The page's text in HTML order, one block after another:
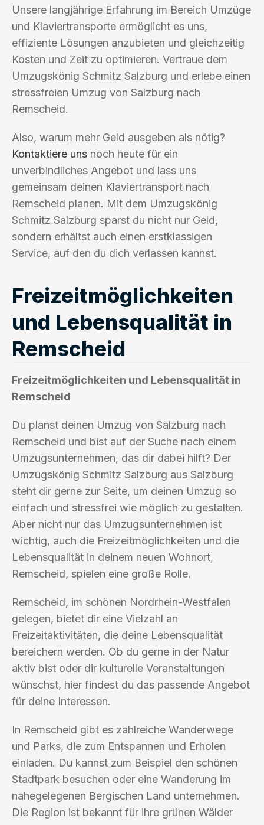
Unsere langjährige Erfahrung im Bereich Umzüge
und Klaviertransporte ermöglicht es uns,
effiziente Lösungen anzubieten und gleichzeitig
Kosten und Zeit zu optimieren. Vertraue dem
Umzugskönig Schmitz Salzburg und erlebe einen
stressfreien Umzug von Salzburg nach
Remscheid.
Also, warum mehr Geld ausgeben als nötig?
Kontaktiere uns noch heute für ein
unverbindliches Angebot und lass uns
gemeinsam deinen Klaviertransport nach
Remscheid planen. Mit dem Umzugskönig
Schmitz Salzburg sparst du nicht nur Geld,
sondern erhältst auch einen erstklassigen
Service, auf den du dich verlassen kannst.
Freizeitmöglichkeiten
und Lebensqualität in
Remscheid
Freizeitmöglichkeiten und Lebensqualität in
Remscheid
Du planst deinen Umzug von Salzburg nach
Remscheid und bist auf der Suche nach einem
Umzugsunternehmen, das dir dabei hilft? Der
Umzugskönig Schmitz Salzburg aus Salzburg
steht dir gerne zur Seite, um deinen Umzug so
einfach und stressfrei wie möglich zu gestalten.
Aber nicht nur das Umzugsunternehmen ist
wichtig, auch die Freizeitmöglichkeiten und die
Lebensqualität in deinem neuen Wohnort,
Remscheid, spielen eine große Rolle.
Remscheid, im schönen Nordrhein-Westfalen
gelegen, bietet dir eine Vielzahl an
Freizeitaktivitäten, die deine Lebensqualität
bereichern werden. Ob du gerne in der Natur
aktiv bist oder dir kulturelle Veranstaltungen
wünschst, hier findest du das passende Angebot
für deine Interessen.
In Remscheid gibt es zahlreiche Wanderwege
und Parks, die zum Entspannen und Erholen
einladen. Du kannst zum Beispiel den schönen
Stadtpark besuchen oder eine Wanderung im
nahegelegenen Bergischen Land unternehmen.
Die Region ist bekannt für ihre grünen Wälder